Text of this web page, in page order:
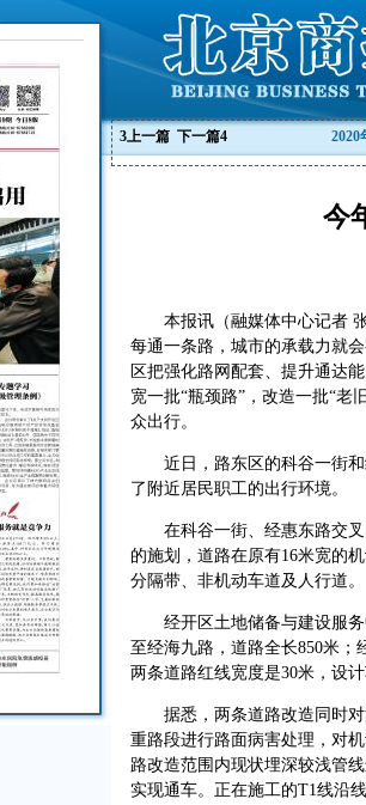
3上一篇 下一篇4 2020
今
本报讯（融媒体中心记者 张
每通一条路，城市的承载力就
区把强化路网配套、提升通达
宽一批“瓶颈路”，改造一批“老
众出行。
近日，路东区的科谷一街和
了附近居民职工的出行环境。
在科谷一街、经惠东路交叉
的施划，道路在原有16米宽的
分隔带、非机动车道及人行道。
经开区土地储备与建设服务
至经海九路，道路全长850米
两条道路红线宽度是30米，设计
据悉，两条道路改造同时对
重路段进行路面病害处理，对
路改造范围内现状埋深较浅管
实现通车。正在施工的T1线沿